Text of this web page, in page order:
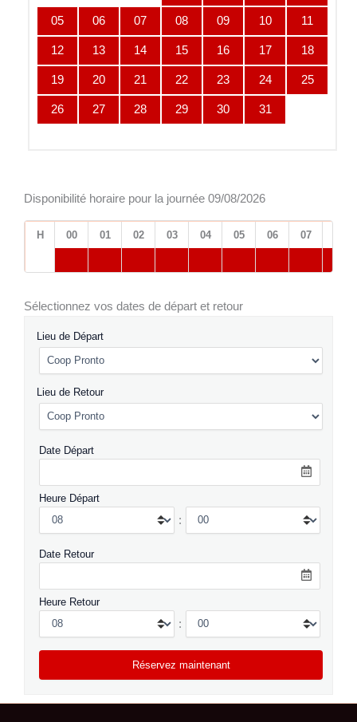
05 06 07 08 09 10 11
12 13 14 15 16 17 18
19 20 21 22 23 24 25
26 27 28 29 30 31
Disponibilité horaire pour la journée 09/08/2026
H 00 01 02 03 04 05 06 07
Sélectionnez vos dates de départ et retour
Lieu de Départ
Lieu de Retour
Date Départ
Heure Départ
:
Date Retour
Heure Retour
: